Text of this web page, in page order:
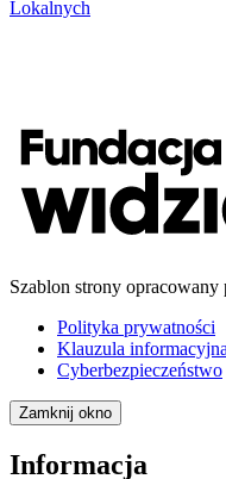
Szablon strony
Polityka prywatności
Klauzula
Cyberbezpieczeństwo
Zamknij okno
Informacja